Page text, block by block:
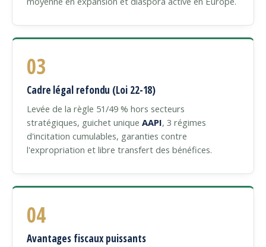
03
Cadre légal refondu (Loi 22-18)
Levée de la règle 51/49 % hors secteurs
stratégiques, guichet unique AAPI, 3 régimes
d'incitation cumulables, garanties contre
l'expropriation et libre transfert des bénéfices.
04
Avantages fiscaux puissants